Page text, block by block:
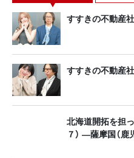
すすきの不動産
すすきの不動産
北海道開拓を担
７） ―薩摩国（